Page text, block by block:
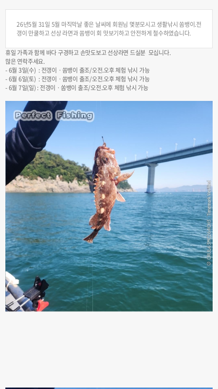
26년5월 31일 5월 마직막날 좋은 날씨에 회원님 몇분모시고 생활낚시 쏨뱅이.전
갱이 만쿨하고 선상 라면과 쏨뱅이 회 맛보기하고 안전하게 철수하였습니다.
휴일 가족과 함께 바다 구경하고 손맛도보고 선상라면 드실분 모십니다.
많은 연락주세요.
- 6월 3일(수) : 전갱이ㆍ쏨뱅이 출조/오전.오후 체험 낚시 가능
- 6월 6일(토) : 전갱이ㆍ쏨뱅이 출조/오전.오후 체험 낚시 가능
- 6월 7일(일) : 전갱이ㆍ쏨뱅이 출조/오전.오후 체험 낚시 가능​